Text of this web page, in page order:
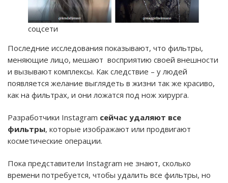
соцсети
Последние исследования показывают, что фильтры,
меняющие лицо, мешают восприятию своей внешности
и вызывают комплексы. Как следствие – у людей
появляется желание выглядеть в жизни так же красиво,
как на фильтрах, и они ложатся под нож хирурга.
Разработчики Instagram сейчас удаляют все
фильтры, которые изображают или продвигают
косметические операции.
Пока представители Instagram не знают, сколько
времени потребуется, чтобы удалить все фильтры, но